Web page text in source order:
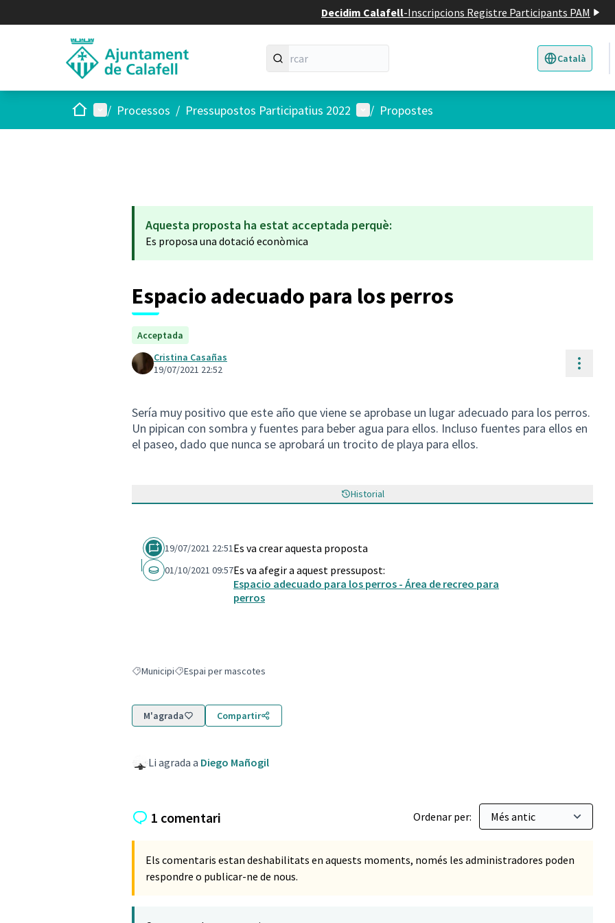
Decidim Calafell-Inscripcions Registre Participants PAM
Català
Triar la llengua
Inici Menú principal
/ Processos / Pressupostos Participatius 2022 Menú d'usuari
/ Propostes
Aquesta proposta ha estat acceptada perquè:
Es proposa una dotació econòmica
Espacio adecuado para los perros
Acceptada
Cristina Casañas
19/07/2021 22:52
Sería muy positivo que este año que viene se aprobase un lugar adecuado para los perros.
Un pipican con sombra y fuentes para beber agua para ellos. Incluso fuentes para ellos en
el paseo, dado que nunca se aprobará un trocito de playa para ellos.
Historial
19/07/2021 22:51Es va crear aquesta proposta
01/10/2021 09:57Es va afegir a aquest pressupost:
Espacio adecuado para los perros - Área de recreo para
perros
Resultats en filtrar per: Municipi
MunicipiResultats en filtrar per: Espai per mascotes
Espai per mascotes
M'agrada Compartir
Li agrada a Diego Mañogil
1 comentari Ordenar per:
Els comentaris estan deshabilitats en aquests moments, només les administradores poden
respondre o publicar-ne de nous.